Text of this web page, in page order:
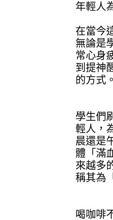
年輕人
在當今
無論是
常心身
到提神
的方式。
學生們
輕人，
晨還是
體「滿
來越多
稱其為
喝咖啡